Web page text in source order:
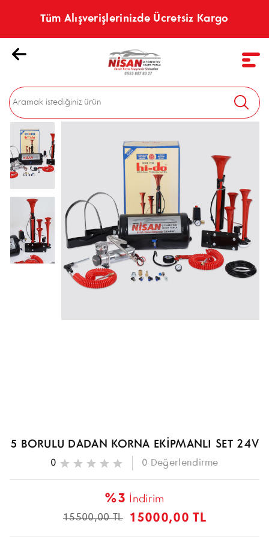
Tüm Alışverişlerinizde Ücretsiz Kargo
5 BORULU DADAN KORNA EKİPMANLI SET 24V
0 0 Değerlendirme
%3 İndirim
15500,00 TL 15000,00 TL